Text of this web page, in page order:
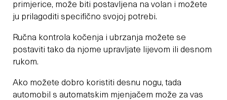
primjerice, može biti postavljena na volan i možete
ju prilagoditi specifično svojoj potrebi.
Ručna kontrola kočenja i ubrzanja možete se
postaviti tako da njome upravljate lijevom ili desnom
rukom.
Ako možete dobro koristiti desnu nogu, tada
automobil s automatskim mjenjačem može za vas